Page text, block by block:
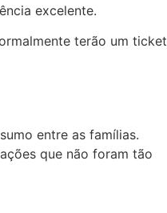
excelente.
terão um ticket
entre as famílias.
que não foram tão